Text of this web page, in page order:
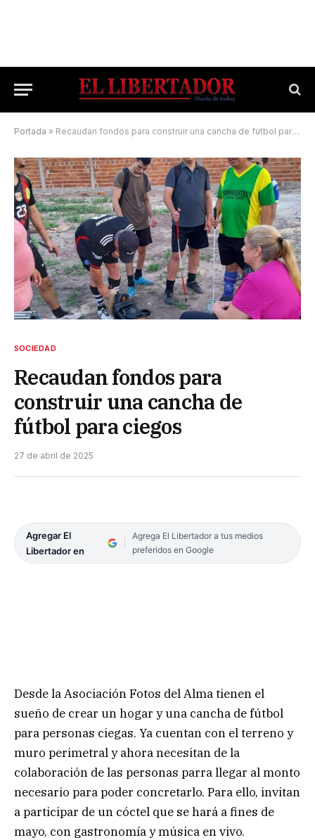
Portada » Recaudan fondos para construir una cancha de fútbol para ciegos
SOCIEDAD
Recaudan fondos para
construir una cancha de
fútbol para ciegos
27 de abril de 2025
Agregar El
Libertador en
Agrega El Libertador a tus medios
preferidos en Google
Desde la Asociación Fotos del Alma tienen el
sueño de crear un hogar y una cancha de fútbol
para personas ciegas. Ya cuentan con el terreno y
muro perimetral y ahora necesitan de la
colaboración de las personas parra llegar al monto
necesario para poder concretarlo. Para ello, invitan
a participar de un cóctel que se hará a fines de
mayo, con gastronomía y música en vivo.